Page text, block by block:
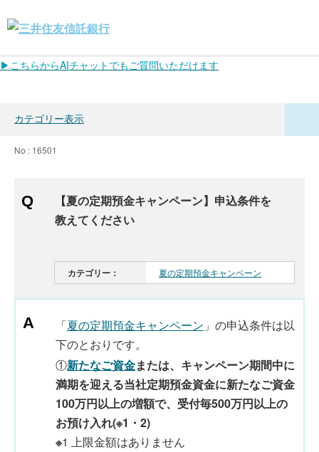
▶こちらからAIチャットでもご質問いただけます
カテゴリー表示
No : 16501
【夏の定期預金キャンペーン】申込条件を
教えてください
カテゴリー： 夏の定期預金キャンペーン
「夏の定期預金キャンペーン 」の申込条件は以
下のとおりです。
①新たなご資金または、キャンペーン期間中に
満期を迎える当社定期預金資金に新たなご資金
100万円以上の増額で、受付毎500万円以上の
お預け入れ(※1・2)
※1 上限金額はありません